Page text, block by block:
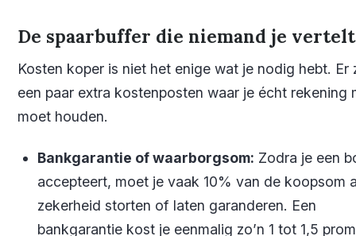
De spaarbuffer die niemand je vertelt
Kosten koper is niet het enige wat je nodig hebt. Er
een paar extra kostenposten waar je écht rekening
moet houden.
Bankgarantie of waarborgsom: Zodra je een
accepteert, moet je vaak 10% van de koopsom
zekerheid storten of laten garanderen. Een
bankgarantie kost je eenmalig zo’n 1 tot 1,5